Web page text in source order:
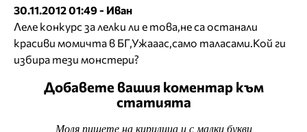
30.11.2012 01:49 - Иван
Леле конкурс за лелки ли е това,не са останали
красиви момичта в БГ,Ужааас,само таласами.Кой ги
избира тези монстери?
Добавете вашия коментар към
статията
Моля пишете на кирилица и с малки букви